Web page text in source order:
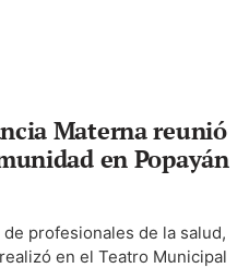
Materna reunió
en Popayán
profesionales de la salud,
en el Teatro Municipal